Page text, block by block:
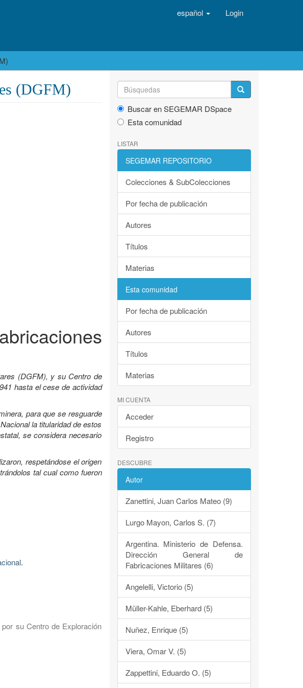
español Login
(DGFM)
(DGFM), y su Centro de
hasta el cese de actividad
para que se resguarde
la titularidad de estos
se considera necesario
respetándose el origen
tal cual como fueron
.
su Centro de Exploración
Buscar en SEGEMAR DSpace
Esta comunidad
LISTAR
SEGEMAR REPOSITORIO
Colecciones & SubColecciones
Por fecha de publicación
Autores
Títulos
Materias
Esta comunidad
Por fecha de publicación
Autores
Títulos
Materias
MI CUENTA
Acceder
Registro
DESCUBRE
Autor
Zanettini, Juan Carlos Mateo (9)
Lurgo Mayon, Carlos S. (7)
Argentina. Ministerio de Defensa.
Dirección General de
Fabricaciones Militares (6)
Angelelli, Victorio (5)
Müller-Kahle, Eberhard (5)
Nuñez, Enrique (5)
Viera, Omar V. (5)
Zappettini, Eduardo O. (5)